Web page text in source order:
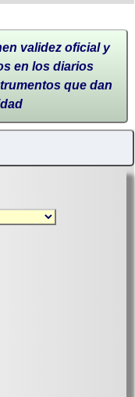
validez oficial y
en los diarios
que dan